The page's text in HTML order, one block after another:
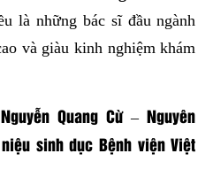
là những bác sĩ đầu ngành
và giàu kinh nghiệm khám
Quang Cừ – Nguyên
sinh dục Bệnh viện Việt